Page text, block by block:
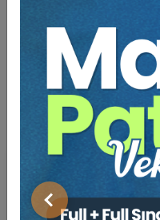
Önceki
BENZER EĞITIMLER
Süper Abone
Av. Ahmet